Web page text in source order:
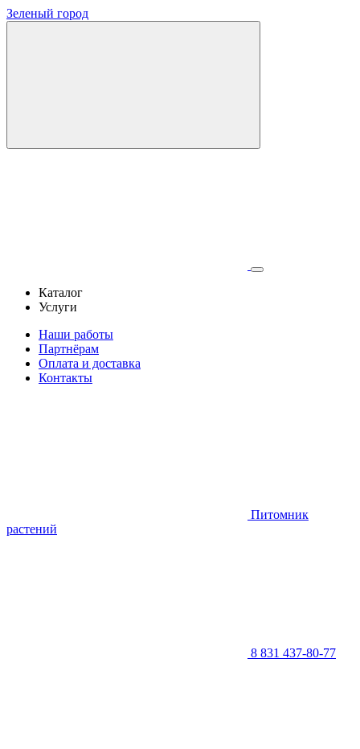
Зеленый город
Каталог
Услуги
Наши работы
Партнёрам
Оплата и доставка
Контакты
Питомник
растений
8 831 437-80-77